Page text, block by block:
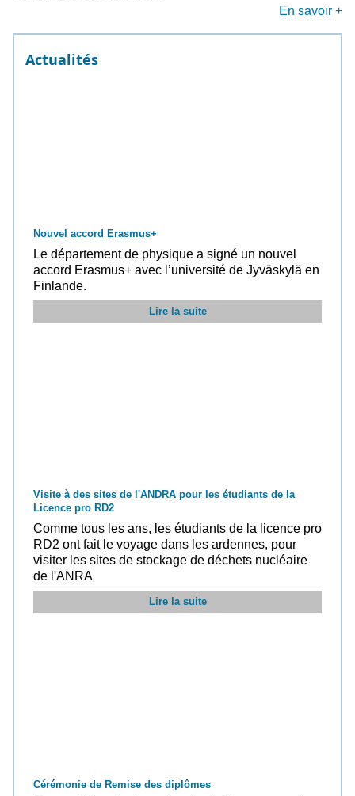
En savoir +
Actualités
Nouvel accord Erasmus+
Le département de physique a signé un nouvel
accord Erasmus+ avec l’université de Jyväskylä en
Finlande.
Lire la suite
Visite à des sites de l'ANDRA pour les étudiants de la
Licence pro RD2
Comme tous les ans, les étudiants de la licence pro
RD2 ont fait le voyage dans les ardennes, pour
visiter les sites de stockage de déchets nucléaire
de l'ANRA
Lire la suite
Cérémonie de Remise des diplômes